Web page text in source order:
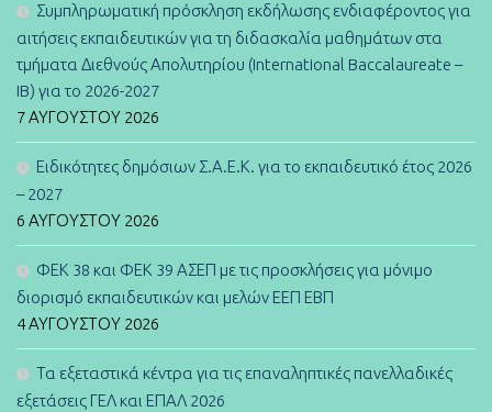
Συμπληρωματική πρόσκληση εκδήλωσης ενδιαφέροντος για
αιτήσεις εκπαιδευτικών για τη διδασκαλία μαθημάτων στα
τμήματα Διεθνούς Απολυτηρίου (International Baccalaureate –
IB) για το 2026-2027
7 ΑΥΓΟΎΣΤΟΥ 2026
Ειδικότητες δημόσιων Σ.Α.Ε.Κ. για το εκπαιδευτικό έτος 2026
– 2027
6 ΑΥΓΟΎΣΤΟΥ 2026
ΦΕΚ 38 και ΦΕΚ 39 ΑΣΕΠ με τις προσκλήσεις για μόνιμο
διορισμό εκπαιδευτικών και μελών ΕΕΠ ΕΒΠ
4 ΑΥΓΟΎΣΤΟΥ 2026
Τα εξεταστικά κέντρα για τις επαναληπτικές πανελλαδικές
εξετάσεις ΓΕΛ και ΕΠΑΛ 2026